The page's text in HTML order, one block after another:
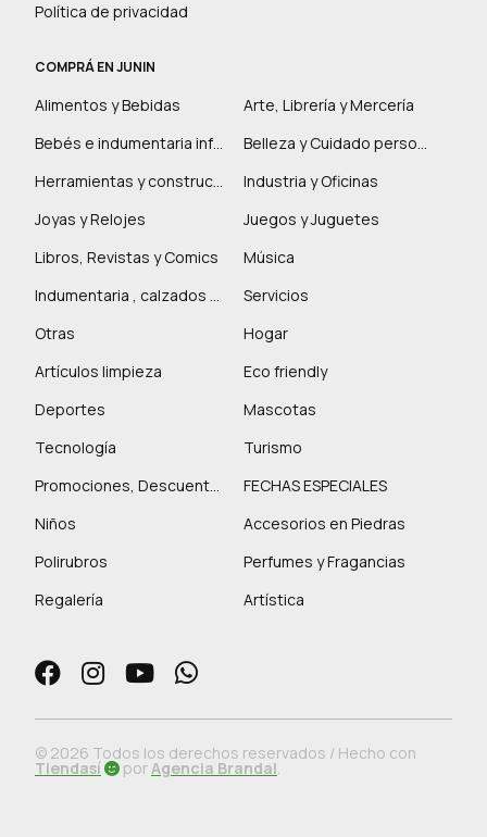
Política de privacidad
COMPRÁ EN JUNIN
Alimentos y Bebidas
Arte, Librería y Mercería
Bebés e indumentaria infantil
Belleza y Cuidado personal
Herramientas y construcción
Industria y Oficinas
Joyas y Relojes
Juegos y Juguetes
Libros, Revistas y Comics
Música
Indumentaria , calzados y marroquinería
Servicios
Otras
Hogar
Artículos limpieza
Eco friendly
Deportes
Mascotas
Tecnología
Turismo
Promociones, Descuentos y más
FECHAS ESPECIALES
Niños
Accesorios en Piedras
Polirubros
Perfumes y Fragancias
Regalería
Artística
© 2026 Todos los derechos reservados / Hecho con
Tiendasí porAgencia Brandal.